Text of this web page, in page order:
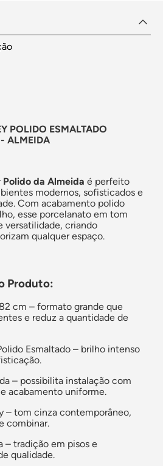
POLIDO ESMALTADO
ALMEIDA
Polido da Almeida é perfeito
modernos, sofisticados e
Com acabamento polido
esse porcelanato em tom
versatilidade, criando
qualquer espaço.
Produto:
cm – formato grande que
e reduz a quantidade de
Esmaltado – brilho intenso
– possibilita instalação com
acabamento uniforme.
– tom cinza contemporâneo,
combinar.
– tradição em pisos e
qualidade.